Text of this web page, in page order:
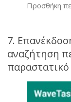
Προσθήκη
7.
αναζήτηση